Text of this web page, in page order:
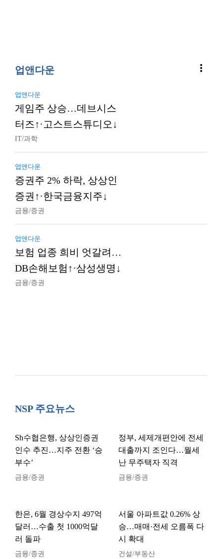
업앤다운 more_vert
업앤다운
게임주 상승…데브시스
터즈↑·고스트스튜디오↓
IT/과학
업앤다운
증권주 2% 하락, 상상인
증권↑·한국금융지주↓
금융/증권
업앤다운
보험 업종 희비 엇갈려…
DB손해보험↑·삼성생명↓
금융/증권
NSP 주요뉴스
Sh수협은행, 상상인증권
인수 추진…지주 전환 ‘승
부수’
금융/증권
정부, 세제개편안에 전세
대출까지 조인다…월세
난 무주택자 직격
금융/증권
한은, 6월 경상수지 497억
달러…수출 첫 1000억달
러 돌파
금융/증권
서울 아파트값 0.26% 상
승…매매·전세 오름폭 다
시 확대
건설/부동산